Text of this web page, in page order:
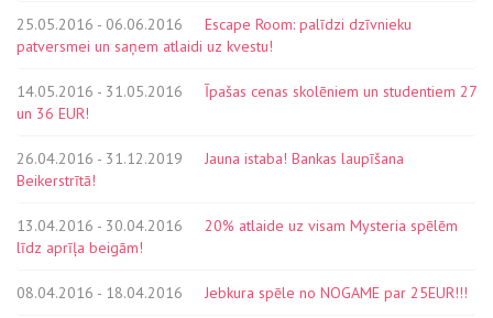
25.05.2016 - 06.06.2016
Escape Room: palīdzi dzīvnieku
patversmei un saņem atlaidi uz kvestu!
14.05.2016 - 31.05.2016
Īpašas cenas skolēniem un studentiem 27
un 36 EUR!
26.04.2016 - 31.12.2019
Jauna istaba! Bankas laupīšana
Beikerstrītā!
13.04.2016 - 30.04.2016
20% atlaide uz visam Mysteria spēlēm
līdz aprīļa beigām!
08.04.2016 - 18.04.2016 Jebkura spēle no NOGAME par 25EUR!!!